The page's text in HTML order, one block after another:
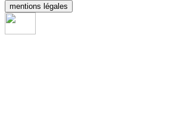
mentions légales